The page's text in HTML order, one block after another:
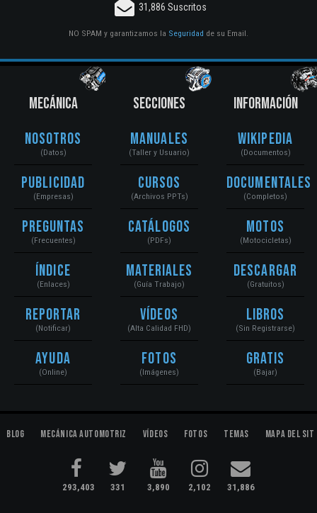
31,886 Suscritos
NO SPAM y garantizamos la Seguridad de su Email.
MECÁNICA
Nosotros
(Datos)
Publicidad
(Empresas)
Preguntas
(Frecuentes)
Índice
(Enlaces)
Reportar
(Notificar)
Ayuda
(Online)
SECCIONES
Manuales
(Taller y Usuario)
Cursos
(Archivos PPTs)
Catálogos
(PDFs)
Materiales
(Guía Trabajo)
Vídeos
(Alta Calidad FHD)
Fotos
(Imágenes)
INFORMACIÓN
Wikipedia
(Documentos)
Documentales
(Completos)
Motos
(Motocicletas)
Descargar
(Gratuitos)
Libros
(Sin Registrarse)
Gratis
(Bajar)
Blog Mecánica Automotriz Vídeos Fotos Temas Mapa del
293,403 331 3,890 2,102 31,886